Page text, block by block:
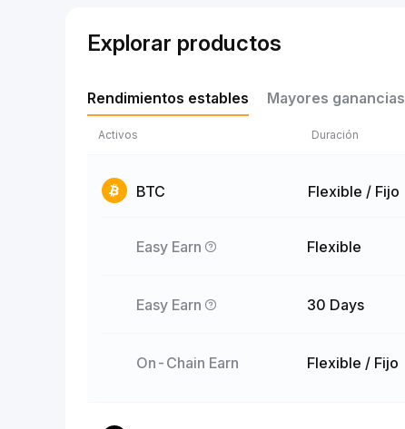
Explorar productos
Rendimientos estables Mayores ganancias
Activos Duración
BTC Flexible / Fijo
Easy Earn Flexible
Easy Earn 30 Days
On-Chain Earn Flexible / Fijo